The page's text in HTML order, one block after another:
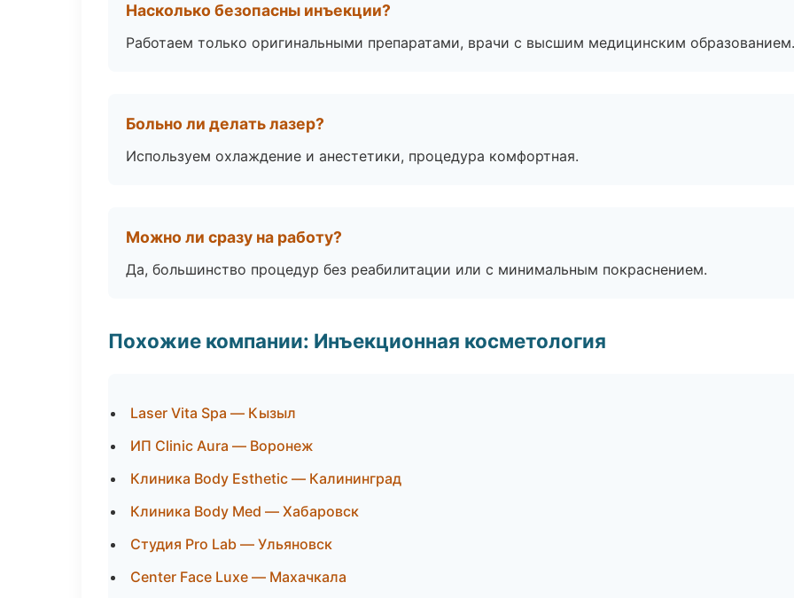
Насколько безопасны инъекции?
Работаем только оригинальными препаратами, врачи с высшим медицинским образованием.
Больно ли делать лазер?
Используем охлаждение и анестетики, процедура комфортная.
Можно ли сразу на работу?
Да, большинство процедур без реабилитации или с минимальным покраснением.
Похожие компании: Инъекционная косметология
Laser Vita Spa — Кызыл
ИП Clinic Aura — Воронеж
Клиника Body Esthetic — Калининград
Клиника Body Med — Хабаровск
Студия Pro Lab — Ульяновск
Center Face Luxe — Махачкала